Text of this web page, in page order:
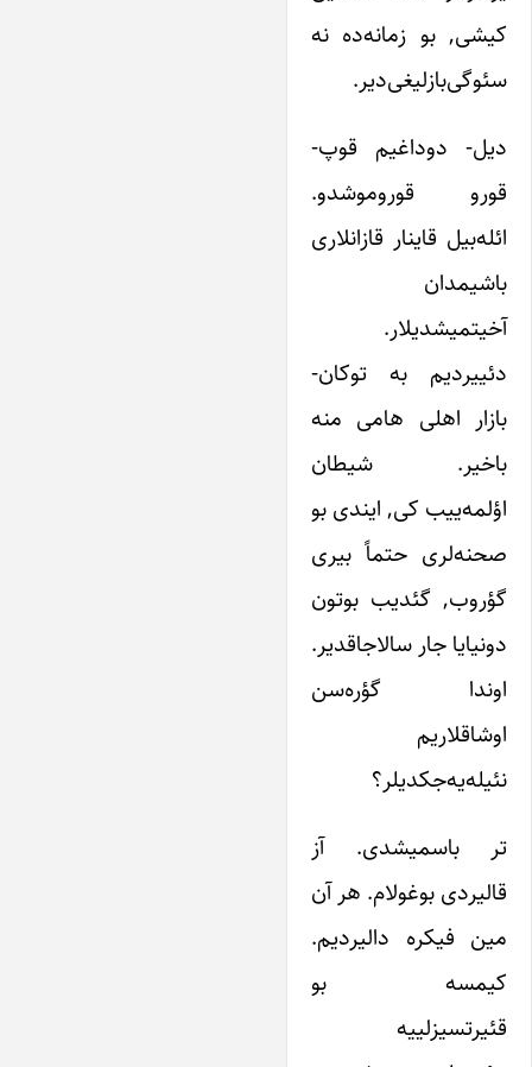
کیشی, بو زمانه‌ده نه
سئوگی‌بازلیغی‌دیر.
دیل- دوداغیم قوپ‌-
قورو قوروموشدو.
ائله‌بیل قاینار قازانلاری
باشیمدان
آخیتمیشدیلار.
دئییردیم به توکان-
‌بازار اهلی هامی منه
باخیر. شیطان
اؤلمه‌ییب کی, ایندی بو
صحنه‌لری حتماً بیری
گؤروب, گئدیب بوتون
دونیایا جار سالاجاقدیر.
اوندا گؤره‌سن
اوشاقلاریم
نئیله‌یه‌جکدیلر؟
تر باسمیشدی. آز
قالیردی بوغولام. هر آن
مین فیکره دالیردیم.
کیمسه بو
قئیرتسیزلییه